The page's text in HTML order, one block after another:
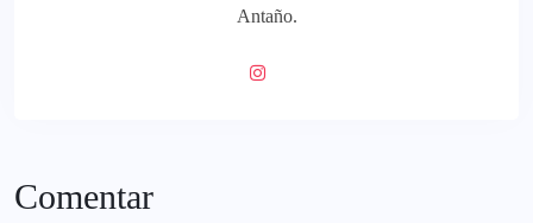
Antaño.
Comentar